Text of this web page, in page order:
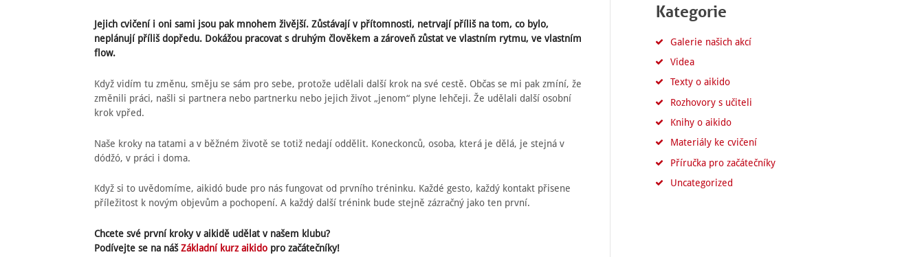
Jejich cvičení i oni sami jsou pak mnohem živější. Zůstávají v přítomnosti, netrvají příliš na tom, co bylo,
neplánují příliš dopředu. Dokážou pracovat s druhým člověkem a zároveň zůstat ve vlastním rytmu, ve vlastním
flow.
Když vidím tu změnu, směju se sám pro sebe, protože udělali další krok na své cestě. Občas se mi pak zmíní, že
změnili práci, našli si partnera nebo partnerku nebo jejich život „jenom“ plyne lehčeji. Že udělali další osobní
krok vpřed.
Naše kroky na tatami a v běžném životě se totiž nedají oddělit. Koneckonců, osoba, která je dělá, je stejná v
dódžó, v práci i doma.
Když si to uvědomíme, aikidó bude pro nás fungovat od prvního tréninku. Každé gesto, každý kontakt přisene
příležitost k novým objevům a pochopení. A každý další trénink bude stejně zázračný jako ten první.
Chcete své první kroky v aikidě udělat v našem klubu?
Podívejte se na nášZákladní kurz aikido pro začátečníky!
Kategorie
Galerie našich akcí
Videa
Texty o aikido
Rozhovory s učiteli
Knihy o aikido
Materiály ke cvičení
Příručka pro začátečníky
Uncategorized